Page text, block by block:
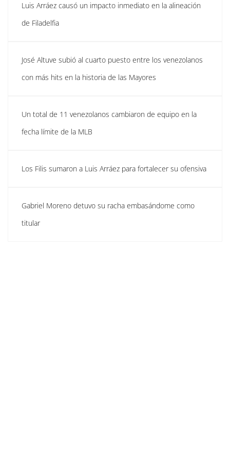
Luis Arráez causó un impacto inmediato en la alineación
de Filadelfia
José Altuve subió al cuarto puesto entre los venezolanos
con más hits en la historia de las Mayores
Un total de 11 venezolanos cambiaron de equipo en la
fecha límite de la MLB
Los Filis sumaron a Luis Arráez para fortalecer su ofensiva
Gabriel Moreno detuvo su racha embasándome como
titular